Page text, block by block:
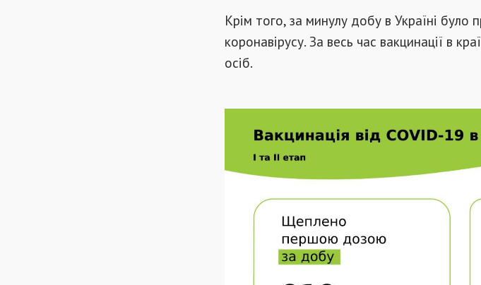
Крім того, за минулу добу в Україні було
коронавірусу. За весь час вакцинації в
осіб.